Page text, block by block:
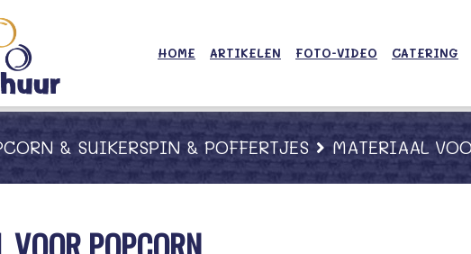
HOME ARTIKELEN FOTO-VIDEO CATERING
& SUIKERSPIN & POFFERTJES MATERIAAL